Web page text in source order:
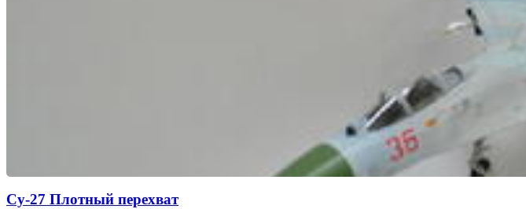
Cу-27 Плотный перехват